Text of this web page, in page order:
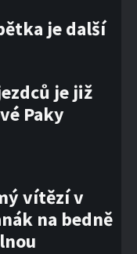
je další
je již
Paky
vítězí v
na bedně